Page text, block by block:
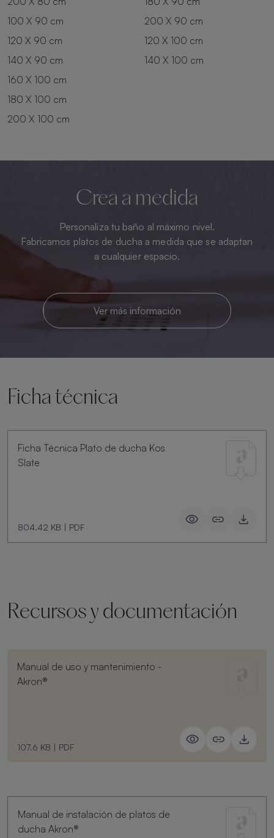
100 X 90 cm
120 X 90 cm
140 X 90 cm
200 X 90 cm
120 X 100 cm
140 X 100 cm
160 X 100 cm
180 X 100 cm
200 X 100 cm
Crea a medida
Personaliza tu baño al máximo nivel.
Fabricamos platos de ducha a medida que se adaptan
a cualquier espacio.
Ver más información
Ficha técnica
Ficha Técnica Plato de ducha Kos
Slate
804.42 KB | PDF
Recursos y documentación
Manual de uso y mantenimiento -
Akron®
107.6 KB | PDF
Manual de instalación de platos de
ducha Akron®